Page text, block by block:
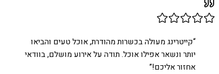
“קייטרינג מעולה בכשרות מהודרת, אוכל טעים והביאו
יותר ונשאר אפילו אוכל. תודה על אירוע מושלם, בוודאי
אחזור אליכם!”